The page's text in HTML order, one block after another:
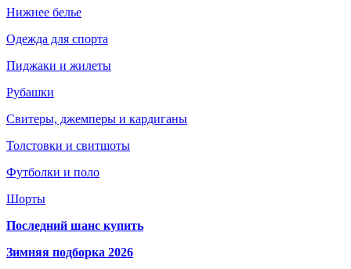
Нижнее белье
Одежда для спорта
Пиджаки и жилеты
Рубашки
Свитеры, джемперы и кардиганы
Толстовки и свитшоты
Футболки и поло
Шорты
Последний шанс купить
Зимняя подборка 2026